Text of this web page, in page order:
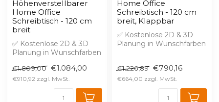
Höhenverstellbarer
Home Office
Schreibtisch - 120 cm
breit
✅ Kostenlose 2D & 3D
Planung in Wunschfarben
Ein Ho...
€1.809,00 €1.084,00
€910,92
Home Office
Schreibtisch - 120 cm
breit, Klappbar
✅ Kostenlose 2D & 3D
Planung in Wunschfarben
Ein Kl...
€1.226,89 €790,16
€664,00